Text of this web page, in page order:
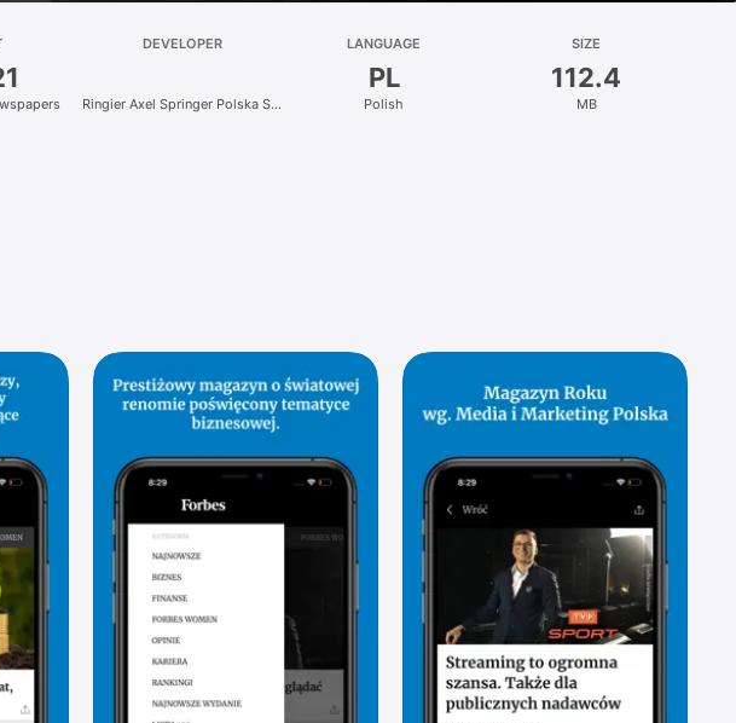
DEVELOPER
Ringier Axel Springer Polska Sp.
LANGUAGE
PL
Polish
SIZE
112.4
MB